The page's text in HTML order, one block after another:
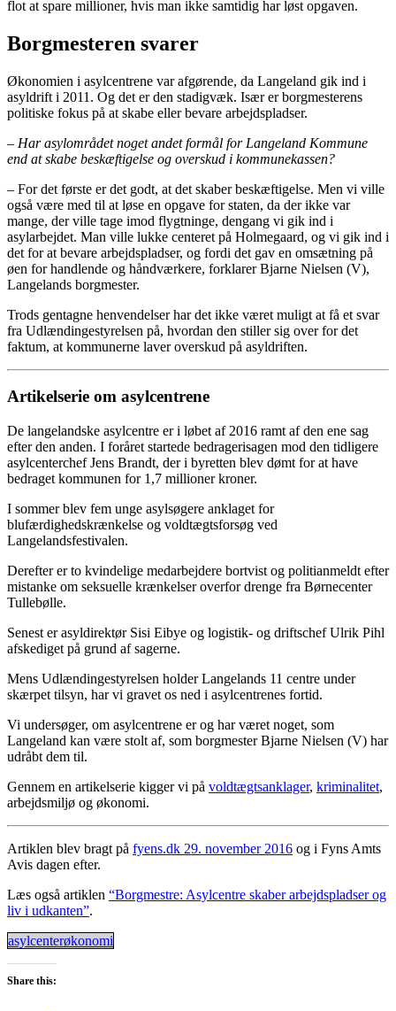
flot at spare millioner, hvis man ikke samtidig har løst opgaven.
Borgmesteren svarer
Økonomien i asylcentrene var afgørende, da Langeland gik ind i
asyldrift i 2011. Og det er den stadigvæk. Især er borgmesterens
politiske fokus på at skabe eller bevare arbejdspladser.
– Har asylområdet noget andet formål for Langeland Kommune
end at skabe beskæftigelse og overskud i kommunekassen?
– For det første er det godt, at det skaber beskæftigelse. Men vi ville
også være med til at løse en opgave for staten, da der ikke var
mange, der ville tage imod flygtninge, dengang vi gik ind i
asylarbejdet. Man ville lukke centeret på Holmegaard, og vi gik ind i
det for at bevare arbejdspladser, og fordi det gav en omsætning på
øen for handlende og håndværkere, forklarer Bjarne Nielsen (V),
Langelands borgmester.
Trods gentagne henvendelser har det ikke været muligt at få et svar
fra Udlændingestyrelsen på, hvordan den stiller sig over for det
faktum, at kommunerne laver overskud på asyldriften.
Artikelserie om asylcentrene
De langelandske asylcentre er i løbet af 2016 ramt af den ene sag
efter den anden. I foråret startede bedragerisagen mod den tidligere
asylcenterchef Jens Brandt, der i byretten blev dømt for at have
bedraget kommunen for 1,7 millioner kroner.
I sommer blev fem unge asylsøgere anklaget for
blufærdighedskrænkelse og voldtægtsforsøg ved
Langelandsfestivalen.
Derefter er to kvindelige medarbejdere bortvist og politianmeldt efter
mistanke om seksuelle krænkelser overfor drenge fra Børnecenter
Tullebølle.
Senest er asyldirektør Sisi Eibye og logistik- og driftschef Ulrik Pihl
afskediget på grund af sagerne.
Mens Udlændingestyrelsen holder Langelands 11 centre under
skærpet tilsyn, har vi gravet os ned i asylcentrenes fortid.
Vi undersøger, om asylcentrene er og har været noget, som
Langeland kan være stolt af, som borgmester Bjarne Nielsen (V) har
udråbt dem til.
Gennem en artikelserie kigger vi på voldtægtsanklager, kriminalitet,
arbejdsmiljø og økonomi.
Artiklen blev bragt på fyens.dk 29. november 2016 og i Fyns Amts
Avis dagen efter.
Læs også artiklen “Borgmestre: Asylcentre skaber arbejdspladser og
liv i udkanten”.
asylcenterøkonomi
Share this: